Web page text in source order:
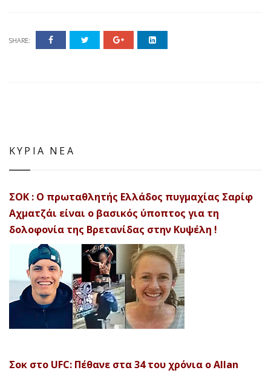
SHARE:
ΚΥΡΙΑ ΝΕΑ
ΣΟΚ : Ο πρωταθλητής Ελλάδος πυγμαχίας Σαρίφ
Αχματζάι είναι ο βασικός ύποπτος για τη
δολοφονία της Βρετανίδας στην Κυψέλη !
Σοκ στο UFC: Πέθανε στα 34 του χρόνια ο Allan